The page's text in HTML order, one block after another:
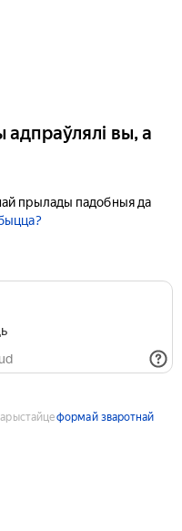
вы, а
прылады падобныя да
формай зваротнай